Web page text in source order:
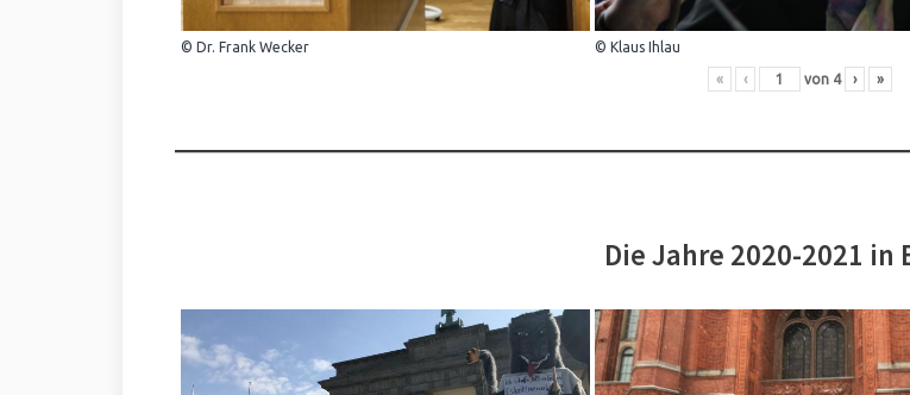
© Dr. Frank Wecker © Klaus Ihlau
« ‹ von 4 › »
Die Jahre 2020-2021 in